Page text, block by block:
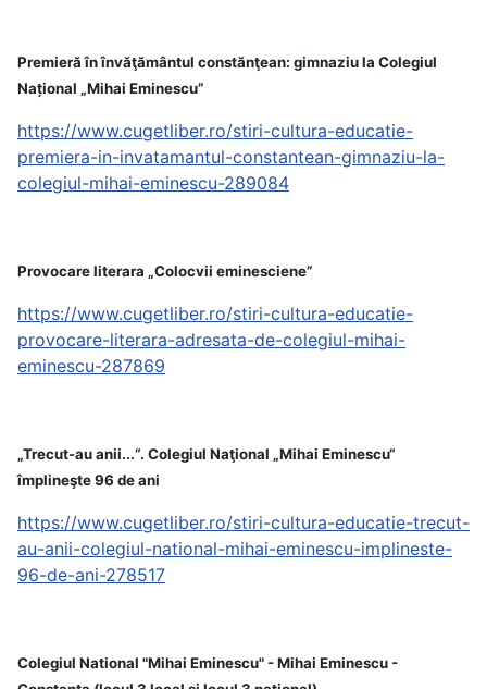
Premieră în învăţământul constănţean: gimnaziu la Colegiul
Național „Mihai Eminescu”
https://www.cugetliber.ro/stiri-cultura-educatie-
premiera-in-invatamantul-constantean-gimnaziu-la-
colegiul-mihai-eminescu-289084
Provocare literara „Colocvii eminesciene”
https://www.cugetliber.ro/stiri-cultura-educatie-
provocare-literara-adresata-de-colegiul-mihai-
eminescu-287869
„Trecut-au anii...“. Colegiul Naţional „Mihai Eminescu“
împlineşte 96 de ani
https://www.cugetliber.ro/stiri-cultura-educatie-trecut-
au-anii-colegiul-national-mihai-eminescu-implineste-
96-de-ani-278517
Colegiul National "Mihai Eminescu" - Mihai Eminescu -